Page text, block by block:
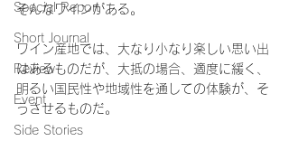
Special Report
Short Journal
Review
Event
Side Stories
そんなワインがある。
ワイン産地では、大なり小なり楽しい思い出
はあるものだが、大抵の場合、適度に緩く、
明るい国民性や地域性を通しての体験が、そ
うさせるものだ。